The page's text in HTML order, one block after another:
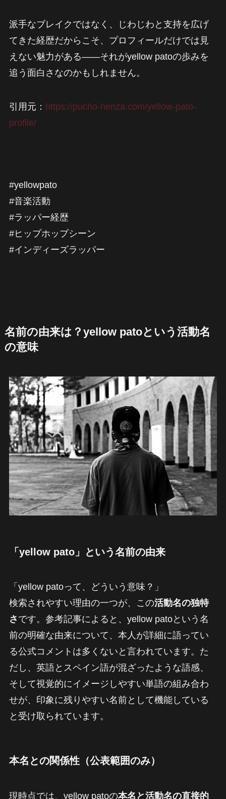
派手なブレイクではなく、じわじわと支持を広げ
てきた経歴だからこそ、プロフィールだけでは見
えない魅力がある——それがyellow patoの歩みを
追う面白さなのかもしれません。
引用元： https://pucho-henza.com/yellow-pato-
profile/
#yellowpato
#音楽活動
#ラッパー経歴
#ヒップホップシーン
#インディーズラッパー
名前の由来は？yellow patoという活動名
の意味
「yellow pato」という名前の由来
「yellow patoって、どういう意味？」
検索されやすい理由の一つが、この活動名の独特
さ です。参考記事によると、yellow patoという名
前の明確な由来について、本人が詳細に語ってい
る公式コメントは多くないと言われています。た
だし、英語とスペイン語が混ざったような語感、
そして視覚的にイメージしやすい単語の組み合わ
せが、印象に残りやすい名前として機能している
と受け取られています。
本名との関係性（公表範囲のみ）
現時点では、yellow patoの本名と活動名の直接的